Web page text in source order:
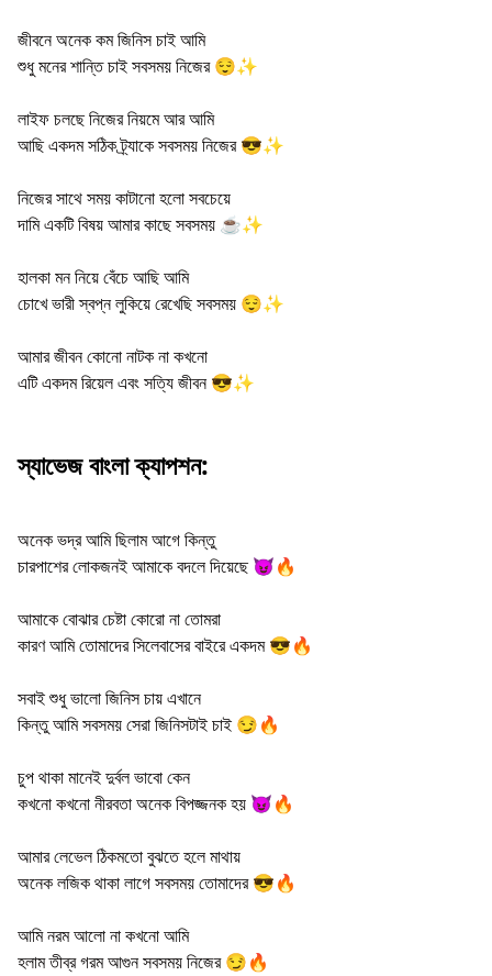
জীবনে অনেক কম জিনিস চাই আমি
শুধু মনের শান্তি চাই সবসময় নিজের 😌✨
লাইফ চলছে নিজের নিয়মে আর আমি
আছি একদম সঠিক ট্র্যাকে সবসময় নিজের 😎✨
নিজের সাথে সময় কাটানো হলো সবচেয়ে
দামি একটি বিষয় আমার কাছে সবসময় ☕✨
হালকা মন নিয়ে বেঁচে আছি আমি
চোখে ভারী স্বপ্ন লুকিয়ে রেখেছি সবসময় 😌✨
আমার জীবন কোনো নাটক না কখনো
এটি একদম রিয়েল এবং সত্যি জীবন 😎✨
স্যাভেজ বাংলা ক্যাপশন:
অনেক ভদ্র আমি ছিলাম আগে কিন্তু
চারপাশের লোকজনই আমাকে বদলে দিয়েছে 😈🔥
আমাকে বোঝার চেষ্টা কোরো না তোমরা
কারণ আমি তোমাদের সিলেবাসের বাইরে একদম 😎🔥
সবাই শুধু ভালো জিনিস চায় এখানে
কিন্তু আমি সবসময় সেরা জিনিসটাই চাই 😏🔥
চুপ থাকা মানেই দুর্বল ভাবো কেন
কখনো কখনো নীরবতা অনেক বিপজ্জনক হয় 😈🔥
আমার লেভেল ঠিকমতো বুঝতে হলে মাথায়
অনেক লজিক থাকা লাগে সবসময় তোমাদের 😎🔥
আমি নরম আলো না কখনো আমি
হলাম তীব্র গরম আগুন সবসময় নিজের 😏🔥